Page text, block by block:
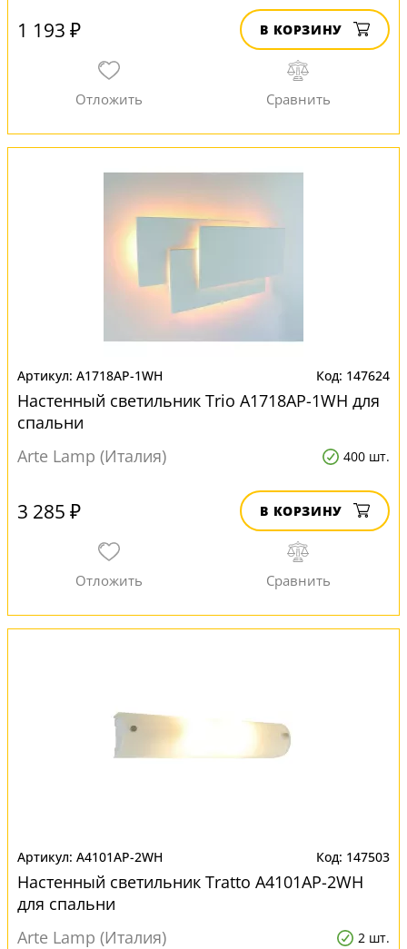
1 193 ₽ В КОРЗИНУ
A1718AP-1WH 147624
Настенный светильник Trio A1718AP-1WH для
спальни
Arte Lamp (Италия)
400 шт.
3 285 ₽ В КОРЗИНУ
A4101AP-2WH 147503
Настенный светильник Tratto A4101AP-2WH
для спальни
Arte Lamp (Италия)
2 шт.